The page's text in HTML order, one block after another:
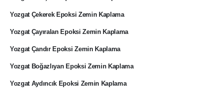
Yozgat Çekerek Epoksi Zemin Kaplama
Yozgat Çayıralan Epoksi Zemin Kaplama
Yozgat Çandır Epoksi Zemin Kaplama
Yozgat Boğazlıyan Epoksi Zemin Kaplama
Yozgat Aydıncık Epoksi Zemin Kaplama